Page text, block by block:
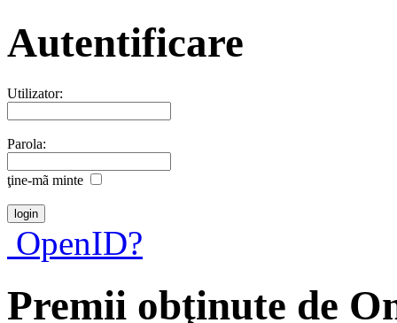
Autentificare
Utilizator:
Parola:
ţine-mã minte
OpenID?
Premii obţinute de